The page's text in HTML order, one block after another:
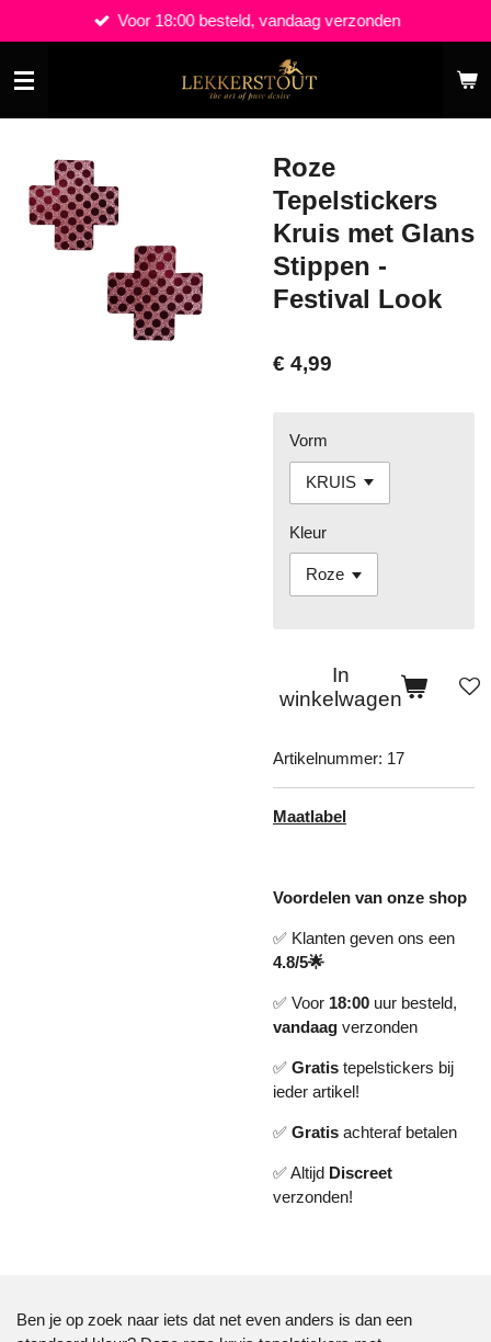
direct
naar
de
hoofdinhoud
Voor 18:00 besteld, vandaag verzonden
Roze
Tepelstickers
Kruis met Glans
Stippen -
Festival Look
€ 4,99
Vorm
Kleur
In
winkelwagen
Artikelnummer: 17
Maatlabel
Voordelen van onze shop
✅ Klanten geven ons een
4.8/5🌟
✅ Voor 18:00 uur besteld,
vandaag verzonden
✅ Gratis tepelstickers bij
ieder artikel!
✅ Gratis achteraf betalen
✅ Altijd Discreet
verzonden!
Ben je op zoek naar iets dat net even anders is dan een